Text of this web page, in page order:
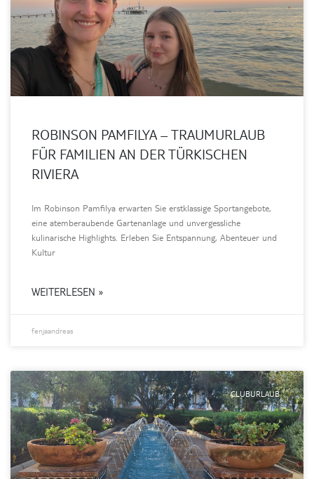
ROBINSON PAMFILYA – TRAUMURLAUB
FÜR FAMILIEN AN DER TÜRKISCHEN
RIVIERA
Im Robinson Pamfilya erwarten Sie erstklassige Sportangebote,
eine atemberaubende Gartenanlage und unvergessliche
kulinarische Highlights. Erleben Sie Entspannung, Abenteuer und
Kultur
WEITERLESEN »
fenjaandreas
CLUBURLAUB